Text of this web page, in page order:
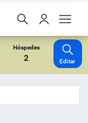
Hóspedes
2 Editar